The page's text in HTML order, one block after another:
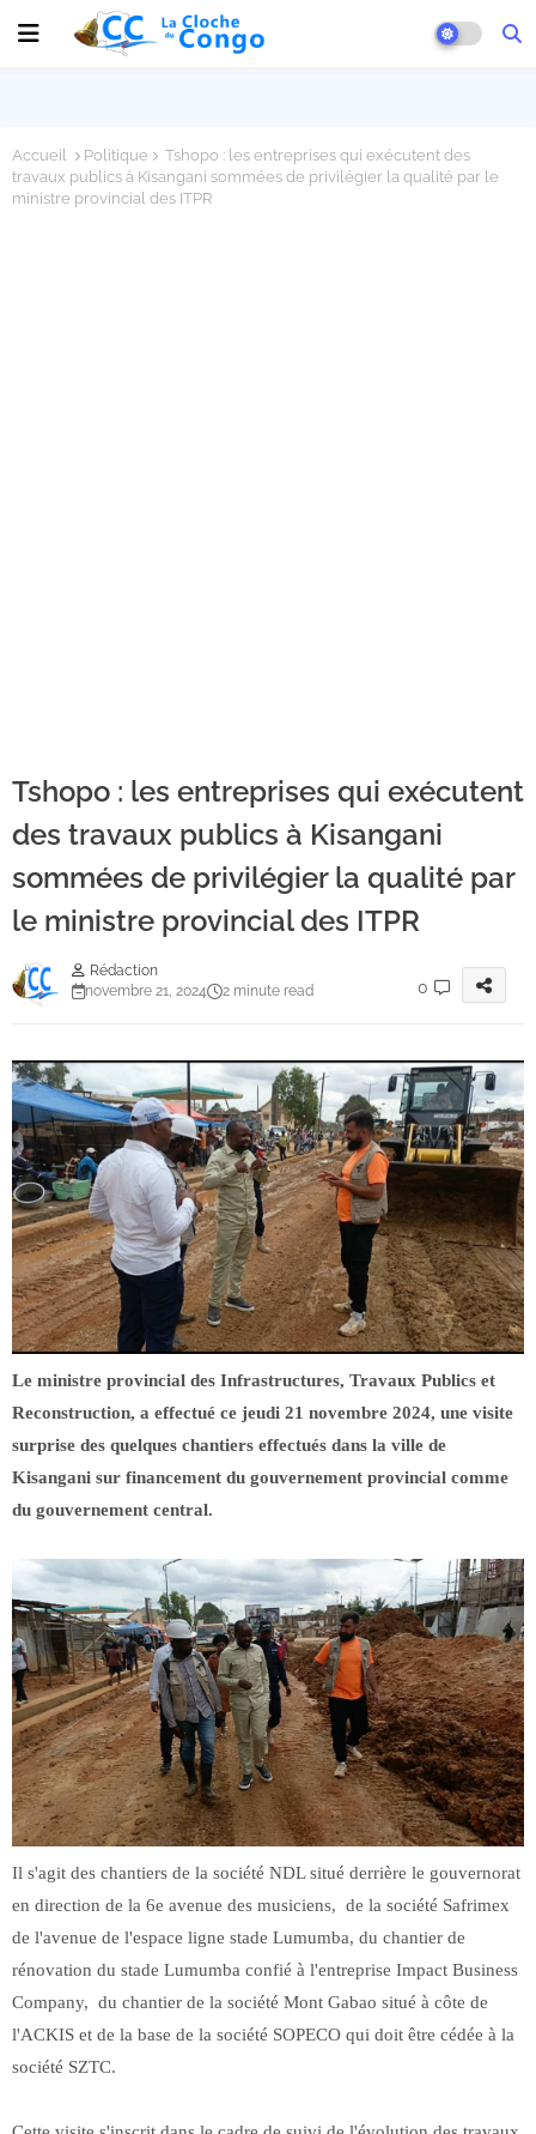
Accueil Politique
Tshopo : les entreprises qui exécutent des
travaux publics à Kisangani sommées de privilégier la qualité par le
ministre provincial des ITPR
Tshopo : les entreprises qui exécutent
des travaux publics à Kisangani
sommées de privilégier la qualité par
le ministre provincial des ITPR
Rédaction
novembre 21, 2024
2 minute read 0
Le ministre provincial des Infrastructures, Travaux Publics et
Reconstruction, a effectué ce jeudi 21 novembre 2024, une visite
surprise des quelques chantiers effectués dans la ville de
Kisangani sur financement du gouvernement provincial comme
du gouvernement central.
Il s'agit des chantiers de la société NDL situé derrière le gouvernorat
en direction de la 6e avenue des musiciens, de la société Safrimex
de l'avenue de l'espace ligne stade Lumumba, du chantier de
rénovation du stade Lumumba confié à l'entreprise Impact Business
Company, du chantier de la société Mont Gabao situé à côte de
l'ACKIS et de la base de la société SOPECO qui doit être cédée à la
société SZTC.